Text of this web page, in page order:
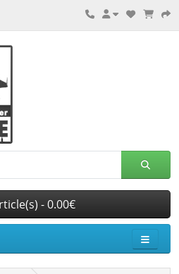
- 0.00€